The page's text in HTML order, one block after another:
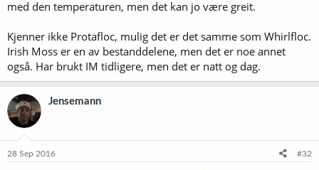
med den temperaturen, men det kan jo være greit.
Kjenner ikke Protafloc, mulig det er det samme som Whirlfloc.
Irish Moss er en av bestanddelene, men det er noe annet
også. Har brukt IM tidligere, men det er natt og dag.
Jensemann
28 Sep 2016 #32